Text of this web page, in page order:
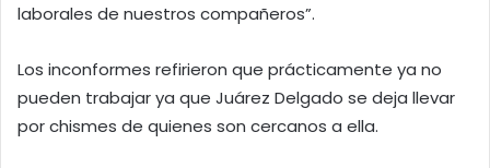
laborales de nuestros compañeros”.
Los inconformes refirieron que prácticamente ya no
pueden trabajar ya que Juárez Delgado se deja llevar
por chismes de quienes son cercanos a ella.